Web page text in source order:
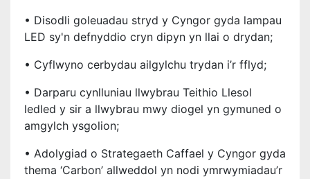
• Disodli goleuadau stryd y Cyngor gyda lampau
LED sy'n defnyddio cryn dipyn yn llai o drydan;
• Cyflwyno cerbydau ailgylchu trydan i’r fflyd;
• Darparu cynlluniau llwybrau Teithio Llesol
ledled y sir a llwybrau mwy diogel yn gymuned o
amgylch ysgolion;
• Adolygiad o Strategaeth Caffael y Cyngor gyda
thema ‘Carbon’ allweddol yn nodi ymrwymiadau’r